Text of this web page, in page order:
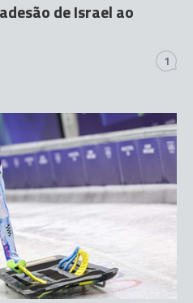
de Israel ao
1